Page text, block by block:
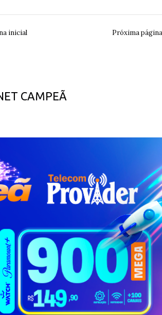
Próxima página
inicial
CAMPEÃ